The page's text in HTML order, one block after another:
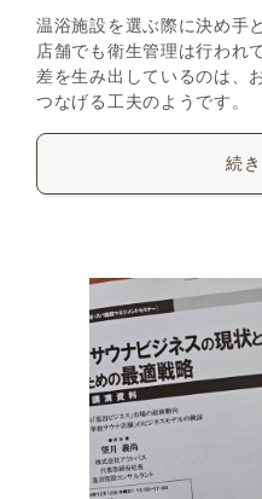
温浴施設を選ぶ際に決め手
店舗でも衛生管理は行われ
差を生み出しているのは、
つなげる工夫のようです。
続